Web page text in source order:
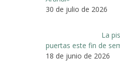
30 de julio de 2026
La
puertas este fin de
18 de junio de 2026